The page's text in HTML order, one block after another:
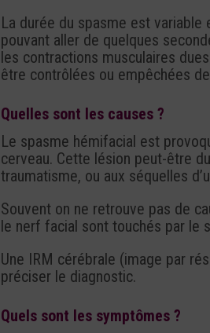
La durée du spasme est
pouvant aller de quelques
les contractions musculaires
être contrôlées ou empêchées
Quelles sont les causes ?
Le spasme hémifacial est
cerveau. Cette lésion peut-être
traumatisme, ou aux séquelles
Souvent on ne retrouve pas de
le nerf facial sont touchés par le
Une IRM cérébrale (image par
préciser le diagnostic.
Quels sont les symptômes ?